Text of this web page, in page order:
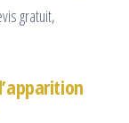
gratuit,